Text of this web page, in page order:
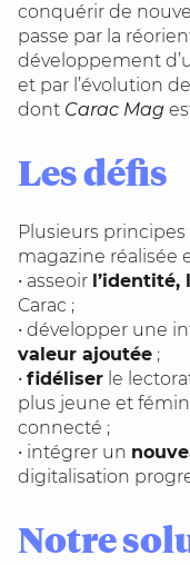
conquérir de
passe par la
développement
et par l’évolution
dont Carac Mag
Les défis
Plusieurs
magazine réalisée
• asseoir
Carac ;
• développer une
valeur ajoutée ;
• fidéliser le
plus jeune et
connecté ;
• intégrer un
digitalisation
Notre